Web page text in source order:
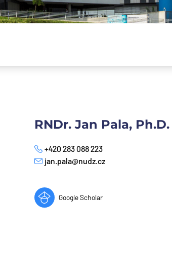
RNDr. Jan Pala, Ph.D.
Телефон
+420 283 088 223
E-mail
jan.pala@nudz.cz
Google Scholar